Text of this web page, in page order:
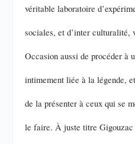
véritable laboratoire
sociales, et d’inter culturalité,
Occasion aussi de procéder à
intimement liée à la légende,
de la présenter à ceux qui se
le faire. À juste titre